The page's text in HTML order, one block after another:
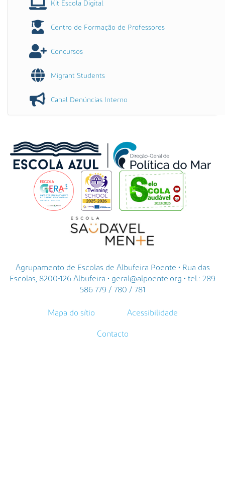
Kit Escola Digital
Centro de Formação de Professores
Concursos
Migrant Students
Canal Denúncias Interno
Agrupamento de Escolas de Albufeira Poente • Rua das
Escolas, 8200-126 Albufeira • geral@alpoente.org • tel.: 289
586 779 / 780 / 781
Mapa do sítio Acessibilidade
Contacto